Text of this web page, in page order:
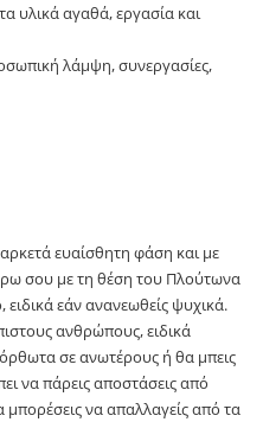
υλικά αγαθά, εργασία και
λάμψη, συνεργασίες,
ευαίσθητη φάση και με
σου με τη θέση του Πλούτωνα
εάν ανανεωθείς ψυχικά.
ανθρώπους, ειδικά
σε ανωτέρους ή θα μπεις
να πάρεις αποστάσεις από
να απαλλαγείς από τα